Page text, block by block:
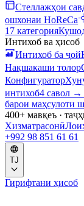
Стеллажҳои
ошхонаи HoReCa
17 категория
Интихоб ва ҳисоб
Интихоб ба ҷой
Нақшакаши толор
Конфигуратор
интихоб4 савол →
барои маҳсулоти
400+ мавқеъ ·
Хизматрасонӣ
+992 98 851 61 61
TJ
Гирифтани ҳисоб